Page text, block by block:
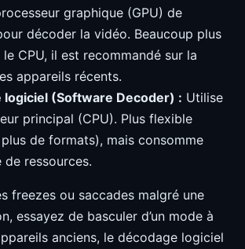
graphique (GPU) de
décoder la vidéo. Beaucoup plus
CPU, il est recommandé sur la
appareils récents.
logiciel (Software Decoder) : Utilise
principal (CPU). Plus flexible
de formats), mais consomme
de ressources.
freezes ou saccades malgré une
essayez de basculer d’un mode à
anciens, le décodage logiciel